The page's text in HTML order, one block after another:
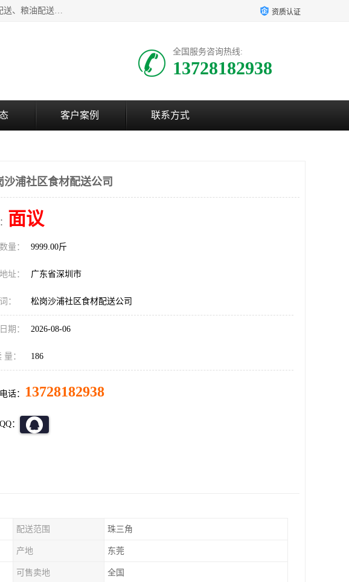
东莞市康隆膳食管理有限公司主要从事：蔬菜配送、食堂承包、企业工厂食堂承包、机关单位食堂承包、调味品配送、粮油配送、干货配送、副食配送、水果配送、海鲜配送等业务，东莞蔬菜配送电话，咨询在线客服。 资质认证
全国服务咨询热线:
13728182938
客户案例 联系方式
沙浦社区食材配送公司
面议
量： 9999.00斤
址： 广东省深圳市
： 松岗沙浦社区食材配送公司
期： 2026-08-06
量： 186
话： 13728182938
：
配送范围 珠三角
产地 东莞
可售卖地 全国